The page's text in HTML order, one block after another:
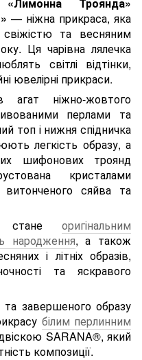
— ніжна прикраса, яка
та весняним
Ця чарівна лялечка
світлі відтінки,
ювелірні прикраси.
агат ніжно-жовтого
перлами та
топ і нижня спідничка
легкість образу, а
шифонових троянд
кристалами
сяйва та
стане оригінальним
народження, а також
і літніх образів,
та яскравого
та завершеного образу
білим перлинним
SARANA®, який
композиції.